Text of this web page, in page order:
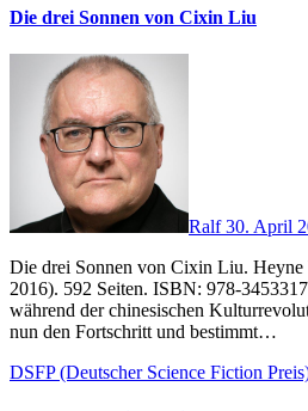
Die drei Sonnen von Cixin Liu
Ralf30. April
Die drei Sonnen von Cixin Liu. Heyne Verlag (12. Dezember
2016). 592 Seiten. ISBN: 978-
während der chinesischen
nun den Fortschritt und bestimmt…
DSFP (Deutscher Science Fiction